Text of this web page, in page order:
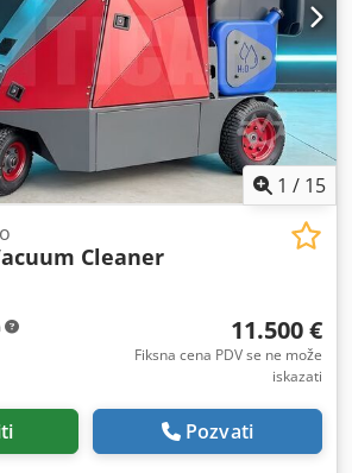
1 / 15
Cleaner
11.500 €
Fiksna cena PDV se ne može
iskazati
Pozvati